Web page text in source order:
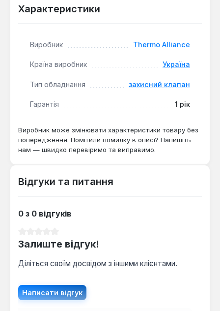
відкривається для скидання теплоносія при
Повітровідвідник з відсічним клапаном видаляє
циркуляції та запобігає корозії.
Універсальне підключення:Компактний блок
монтажу на котлі або в лінії подачі.
Група безпеки APC є обов'язковим елементом для
будь-якого закритого контуру водяного опалення
з твердопаливним, газовим або електричним
систем, де можливі різкі коливання температури
та тиску, забезпечуючи пасивний захист
Характеристики
Виробник Thermo Alliance
Країна виробник Україна
Тип обладнання захисний клапан
Гарантія 1 рік
Виробник може змінювати характеристики товару без
попередження. Помітили помилку в описі? Напишіть
нам — швидко перевіримо та виправимо.
Відгуки та питання
0 з 0 відгуків
Залиште відгук!
Діліться своїм досвідом з іншими клієнтами.
Написати відгук